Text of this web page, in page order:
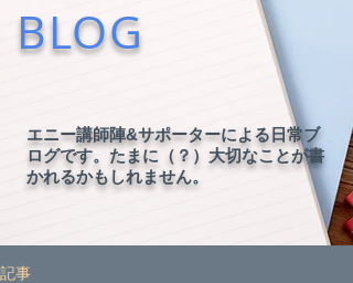
BLOG
エニー講師陣&サポーターによる日常ブ
ログです。たまに（？）大切なことが書
かれるかもしれません。
記事